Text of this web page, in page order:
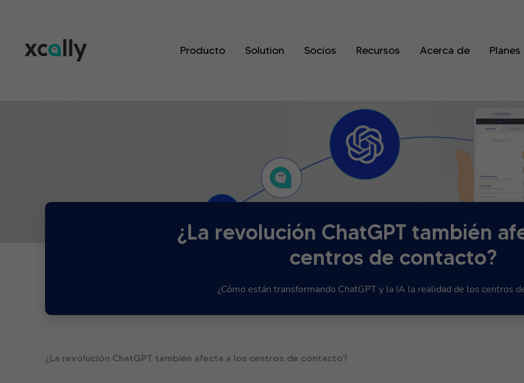
Producto Solution Socios Recursos Acerca de Planes
¿La revolución ChatGPT también
centros de contacto?
¿Cómo están transformando ChatGPT y la IA la realidad de los centros
¿La revolución ChatGPT también afecta a los centros de contacto?